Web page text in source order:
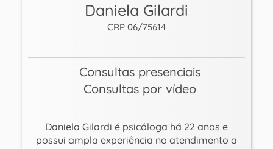
Daniela Gilardi
CRP 06/75614
Consultas presenciais
Consultas por vídeo
Daniela Gilardi é psicóloga há 22 anos e
possui ampla experiência no atendimento a